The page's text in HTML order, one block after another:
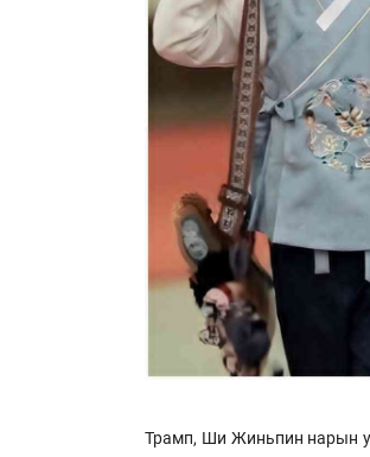
Трамп, Ши Жиньпин нарын